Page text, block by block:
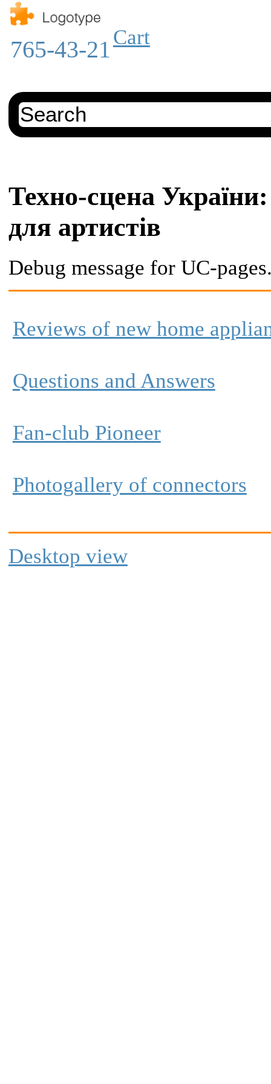
765-43-21Cart
Техно-сцена
для артистів
Debug message for UC-
Reviews of new home
Questions and Answers
Fan-club Pioneer
Photogallery of connectors
Desktop view